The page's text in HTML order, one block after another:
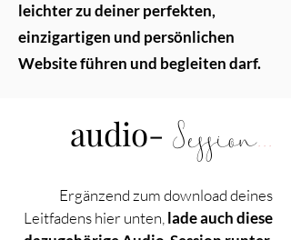
leichter zu deiner perfekten,
einzigartigen und persönlichen
Website führen und begleiten darf.
audio- Session...
Ergänzend zum download deines
Leitfadens hier unten, lade auch diese